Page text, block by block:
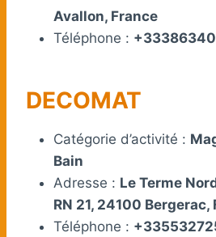
Avallon, France
Téléphone :
DECOMAT
Catégorie d’activité :
Bain
Adresse : Le Terme
RN 21, 24100 Bergerac,
Téléphone :